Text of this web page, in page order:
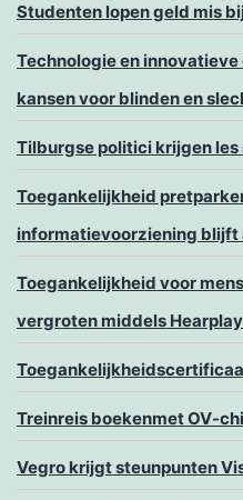
Studenten lopen geld mis
Technologie en
kansen voor blinden en
Tilburgse politici krijgen
Toegankelijkheid
informatievoorziening blijft
Toegankelijkheid voor
vergroten middels Hearplay
Treinreis boekenmet OV-
Vegro krijgt steunpunten